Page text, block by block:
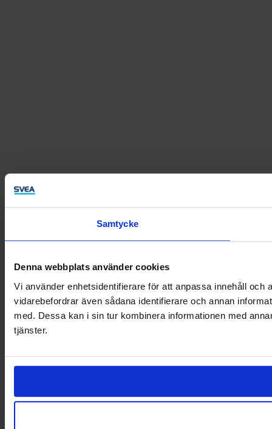
Samtycke
Denna webbplats använder cookies
Vi använder enhetsidentifierare för att anpassa innehåll
vidarebefordrar även sådana identifierare och annan
med. Dessa kan i sin tur kombinera informationen med
tjänster.